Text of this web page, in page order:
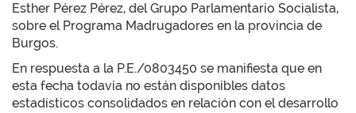
Esther Pérez Pérez, del Grupo Parlamentario Socialista,
sobre el Programa Madrugadores en la provincia de
Burgos.
En respuesta a la P.E./0803450 se manifiesta que en
esta fecha todavía no están disponibles datos
estadísticos consolidados en relación con el desarrollo